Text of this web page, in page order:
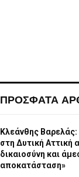
ΠΡΟΣΦΑΤΑ
Κλεάνθης
στη Δυτική Αττική
δικαιοσύνη και
αποκατάσταση»